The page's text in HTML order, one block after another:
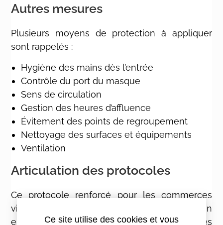
Autres mesures
Plusieurs moyens de protection à appliquer
sont rappelés :
Hygiène des mains dès l’entrée
Contrôle du port du masque
Sens de circulation
Gestion des heures d’affluence
Évitement des points de regroupement
Nettoyage des surfaces et équipements
Ventilation
Articulation des protocoles
Ce protocole renforcé pour les commerces
vient en complément du protocole national en
entreprise qui reste applicable. Les fiches
Ce site utilise des cookies et vous